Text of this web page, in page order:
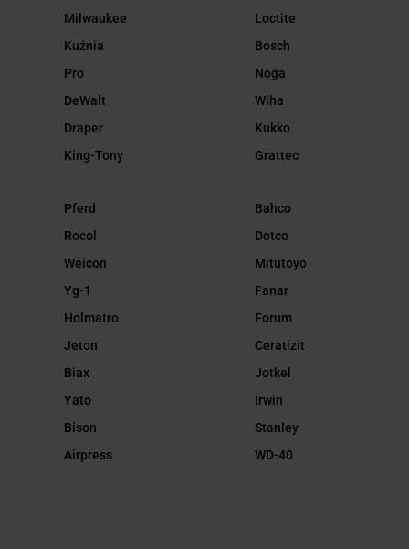
Milwaukee
Kuźnia
Pro
DeWalt
Draper
King-Tony
Loctite
Bosch
Noga
Wiha
Kukko
Grattec
Pferd
Rocol
Weicon
Yg-1
Holmatro
Jeton
Biax
Yato
Bison
Airpress
Bahco
Dotco
Mitutoyo
Fanar
Forum
Ceratizit
Jotkel
Irwin
Stanley
WD-40